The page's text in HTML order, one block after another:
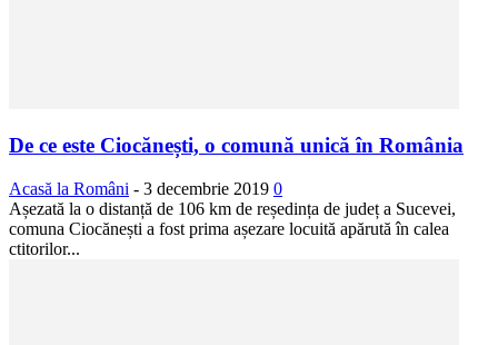
De ce este Ciocănești, o comună unică în România
Acasă la Români - 3 decembrie 2019 0
Așezată la o distanță de 106 km de reședința de județ a Sucevei,
comuna Ciocănești a fost prima așezare locuită apărută în calea
ctitorilor...